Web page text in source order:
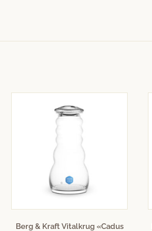
Berg & Kraft Vitalkrug «Cadus